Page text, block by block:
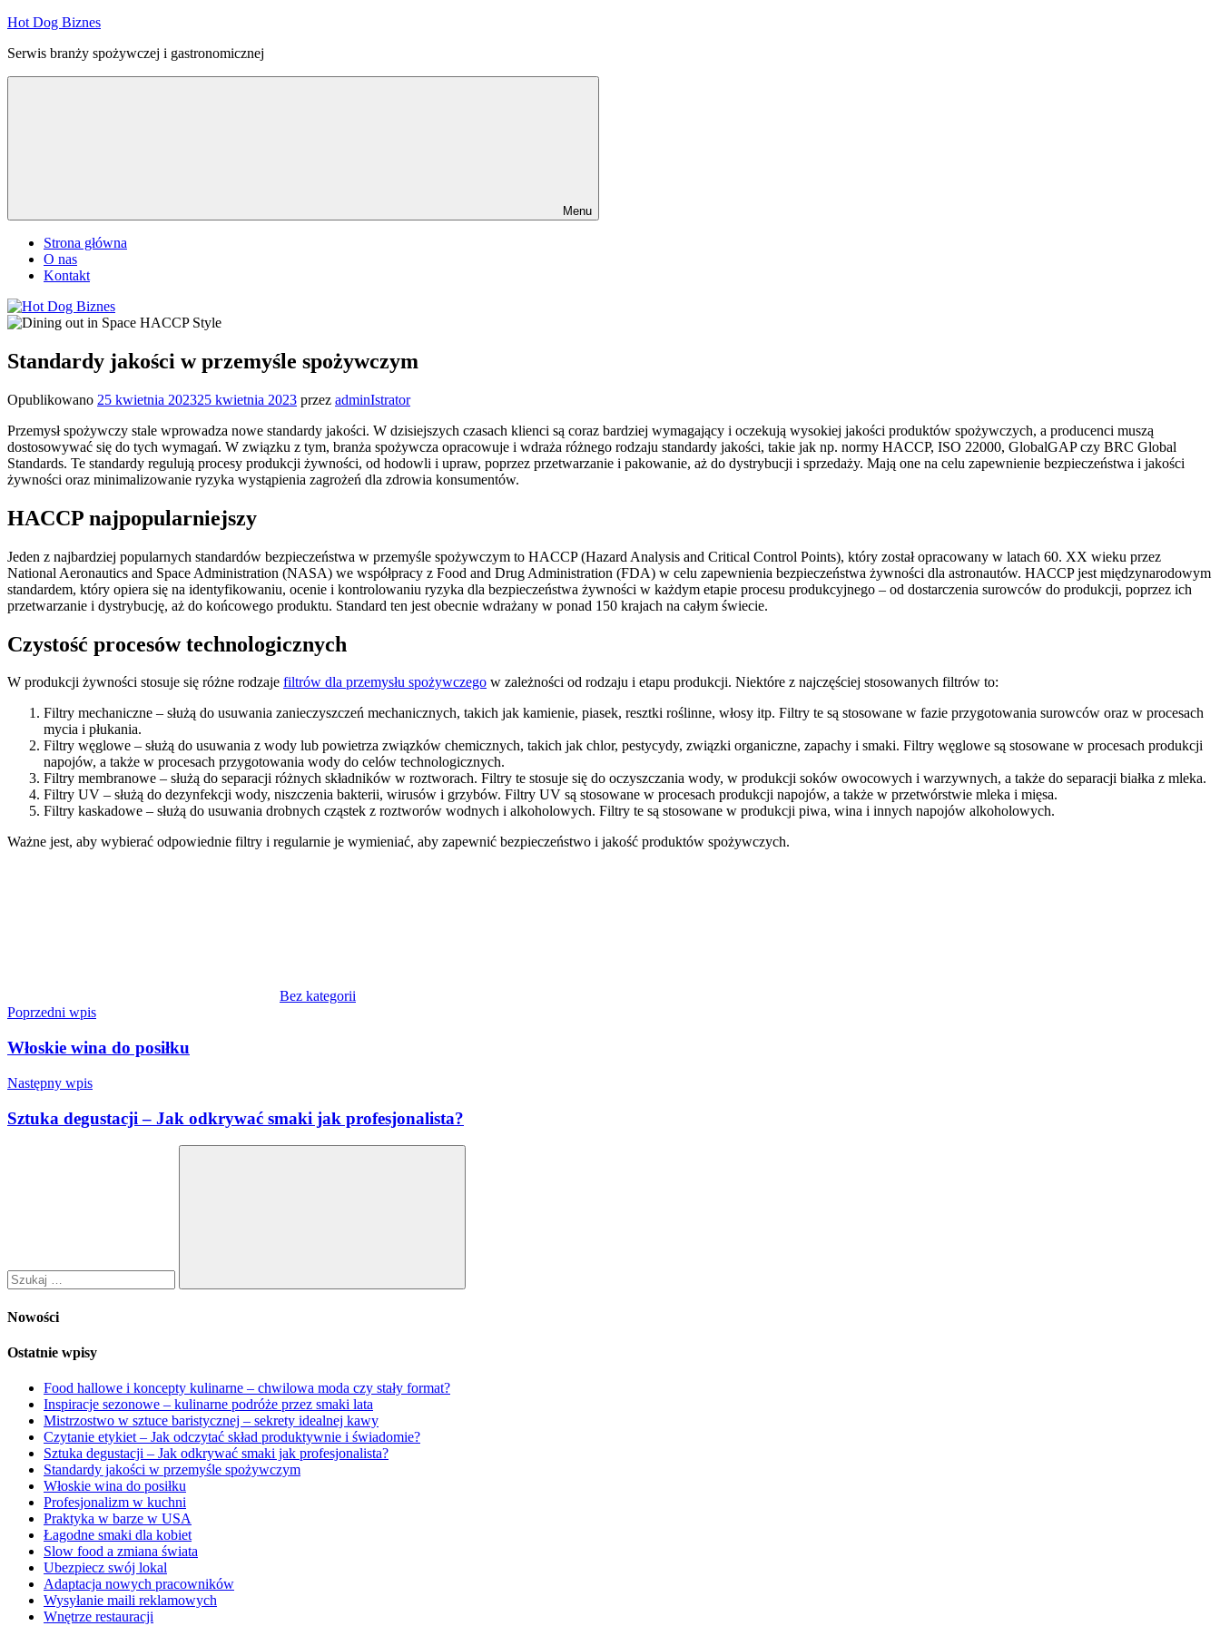
Przejdź
treści
Hot Dog Biznes
Serwis branży spożywczej i gastronomicznej
Menu
Strona główna
O nas
Kontakt
Standardy jakości w przemyśle spożywczym
Opublikowano 25 kwietnia 202325 kwietnia 2023 przez adminIstrator
Przemysł spożywczy stale wprowadza nowe standardy jakości. W dzisiejszych czasach klienci są coraz bardziej wymagający i oczekują wysokiej jakości produktów spożywczych, a producenci muszą
dostosowywać się do tych wymagań. W związku z tym, branża spożywcza opracowuje i wdraża różnego rodzaju standardy jakości, takie jak np. normy HACCP, ISO 22000, GlobalGAP czy BRC Global
Standards. Te standardy regulują procesy produkcji żywności, od hodowli i upraw, poprzez przetwarzanie i pakowanie, aż do dystrybucji i sprzedaży. Mają one na celu zapewnienie bezpieczeństwa i jakości
żywności oraz minimalizowanie ryzyka wystąpienia zagrożeń dla zdrowia konsumentów.
HACCP najpopularniejszy
Jeden z najbardziej popularnych standardów bezpieczeństwa w przemyśle spożywczym to HACCP (Hazard Analysis and Critical Control Points), który został opracowany w latach 60. XX wieku przez
National Aeronautics and Space Administration (NASA) we współpracy z Food and Drug Administration (FDA) w celu zapewnienia bezpieczeństwa żywności dla astronautów. HACCP jest międzynarodowym
standardem, który opiera się na identyfikowaniu, ocenie i kontrolowaniu ryzyka dla bezpieczeństwa żywności w każdym etapie procesu produkcyjnego – od dostarczenia surowców do produkcji, poprzez ich
przetwarzanie i dystrybucję, aż do końcowego produktu. Standard ten jest obecnie wdrażany w ponad 150 krajach na całym świecie.
Czystość procesów technologicznych
W produkcji żywności stosuje się różne rodzaje filtrów dla przemysłu spożywczego w zależności od rodzaju i etapu produkcji. Niektóre z najczęściej stosowanych filtrów to:
Filtry mechaniczne – służą do usuwania zanieczyszczeń mechanicznych, takich jak kamienie, piasek, resztki roślinne, włosy itp. Filtry te są stosowane w fazie przygotowania surowców oraz w procesach
mycia i płukania.
Filtry węglowe – służą do usuwania z wody lub powietrza związków chemicznych, takich jak chlor, pestycydy, związki organiczne, zapachy i smaki. Filtry węglowe są stosowane w procesach produkcji
napojów, a także w procesach przygotowania wody do celów technologicznych.
Filtry membranowe – służą do separacji różnych składników w roztworach. Filtry te stosuje się do oczyszczania wody, w produkcji soków owocowych i warzywnych, a także do separacji białka z mleka.
Filtry UV – służą do dezynfekcji wody, niszczenia bakterii, wirusów i grzybów. Filtry UV są stosowane w procesach produkcji napojów, a także w przetwórstwie mleka i mięsa.
Filtry kaskadowe – służą do usuwania drobnych cząstek z roztworów wodnych i alkoholowych. Filtry te są stosowane w produkcji piwa, wina i innych napojów alkoholowych.
Ważne jest, aby wybierać odpowiednie filtry i regularnie je wymieniać, aby zapewnić bezpieczeństwo i jakość produktów spożywczych.
Bez kategorii
Nawigacja
wpisu
Poprzedni wpis
Włoskie wina do posiłku
Następny wpis
Sztuka degustacji – Jak odkrywać smaki jak profesjonalista?
Szukaj
Nowości
Ostatnie wpisy
Food hallowe i koncepty kulinarne – chwilowa moda czy stały format?
Inspiracje sezonowe – kulinarne podróże przez smaki lata
Mistrzostwo w sztuce baristycznej – sekrety idealnej kawy
Czytanie etykiet – Jak odczytać skład produktywnie i świadomie?
Sztuka degustacji – Jak odkrywać smaki jak profesjonalista?
Standardy jakości w przemyśle spożywczym
Włoskie wina do posiłku
Profesjonalizm w kuchni
Praktyka w barze w USA
Łagodne smaki dla kobiet
Slow food a zmiana świata
Ubezpiecz swój lokal
Adaptacja nowych pracowników
Wysyłanie maili reklamowych
Wnętrze restauracji